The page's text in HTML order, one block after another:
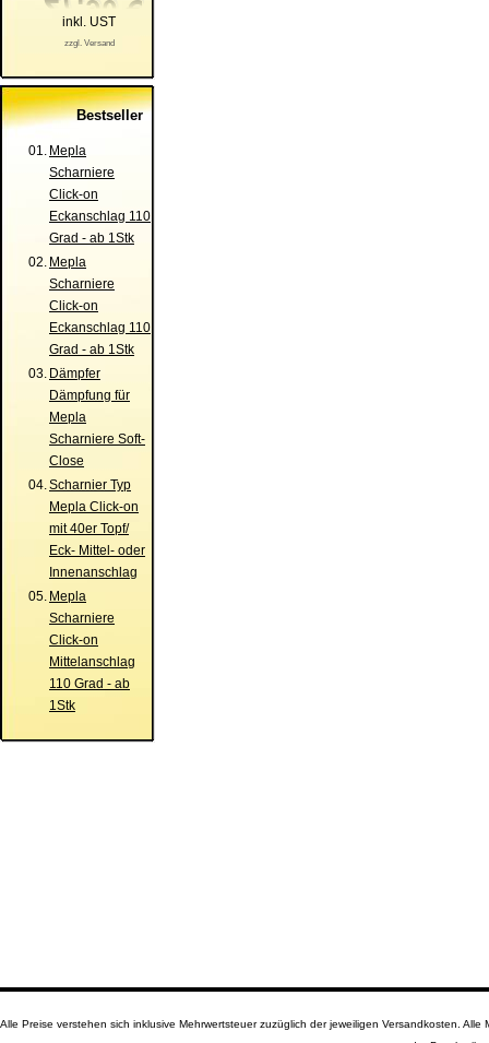
inkl. UST
zzgl. Versand
Bestseller
01. Mepla
Scharniere
Click-on
Eckanschlag 110
Grad - ab 1Stk
02. Mepla
Scharniere
Click-on
Eckanschlag 110
Grad - ab 1Stk
03. Dämpfer
Dämpfung für
Mepla
Scharniere Soft-
Close
04.Scharnier Typ
Mepla Click-on
mit 40er Topf/
Eck- Mittel- oder
Innenanschlag
05. Mepla
Scharniere
Click-on
Mittelanschlag
110 Grad - ab
1Stk
Alle Preise verstehen sich inklusive Mehrwertsteuer zuzüglich der jeweiligen Versandkosten.